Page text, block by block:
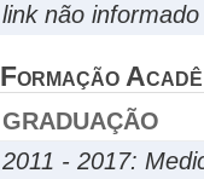
link não informado
Formação
GRADUAÇÃO
2011 - 2017: